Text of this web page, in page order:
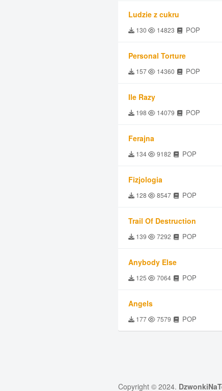
Ludzie z cukru
130 14823 POP
Personal Torture
157 14360 POP
Ile Razy
198 14079 POP
Ferajna
134 9182 POP
Fizjologia
128 8547 POP
Trail Of Destruction
139 7292 POP
Anybody Else
125 7064 POP
Angels
177 7579 POP
Copyright © 2024.